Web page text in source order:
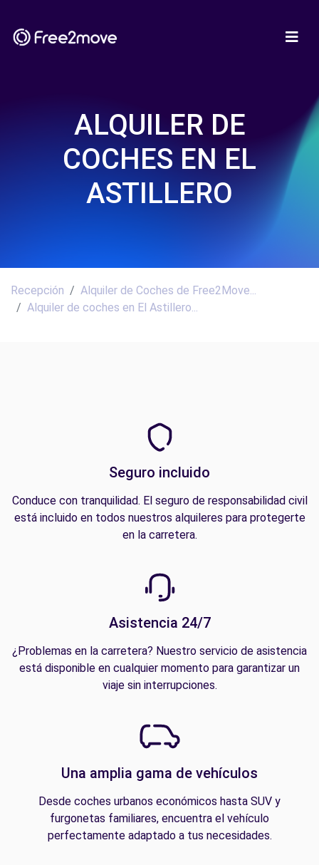
ALQUILER DE
COCHES EN EL
ASTILLERO
Recepción
Alquiler de Coches de Free2Move...
Alquiler de coches en El Astillero...
Seguro incluido
Conduce con tranquilidad. El seguro de responsabilidad civil
está incluido en todos nuestros alquileres para protegerte
en la carretera.
Asistencia 24/7
¿Problemas en la carretera? Nuestro servicio de asistencia
está disponible en cualquier momento para garantizar un
viaje sin interrupciones.
Una amplia gama de vehículos
Desde coches urbanos económicos hasta SUV y
furgonetas familiares, encuentra el vehículo
perfectamente adaptado a tus necesidades.